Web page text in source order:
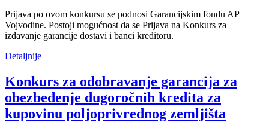
Prijava po ovom konkursu se podnosi Garancijskim fondu AP
Vojvodine. Postoji mogućnost da se Prijava na Konkurs za
izdavanje garancije dostavi i banci kreditoru.
Detaljnije
Konkurs za odobravanje garancija za
obezbeđenje dugoročnih kredita za
kupovinu poljoprivrednog zemljišta